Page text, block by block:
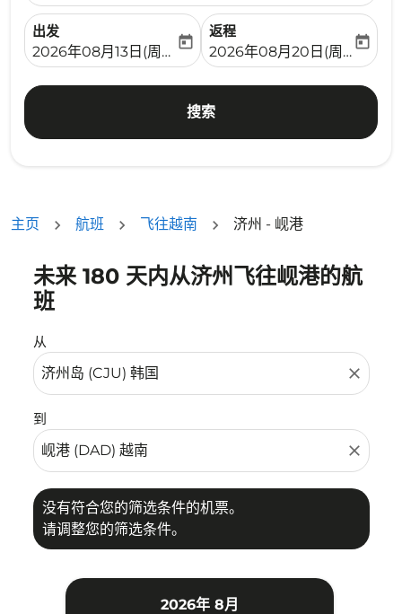
出发
fc-booking-departure-date-aria-label
2026年08月13日(周四)
today
返程
fc-booking-return-date-
2026年08月20日(周四)
today
搜索
主页 航班 飞往越南 济州 - 岘港
未来 180 天内从济州飞往岘港的航
班
从
close
到
close
没有符合您的筛选条件的机票。
请调整您的筛选条件。
没有符合您的筛选条件的机票。请调整您的筛选条件。
2026年 8月